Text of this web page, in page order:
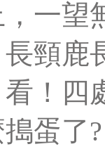
一望
頸鹿
！四
蛋了?